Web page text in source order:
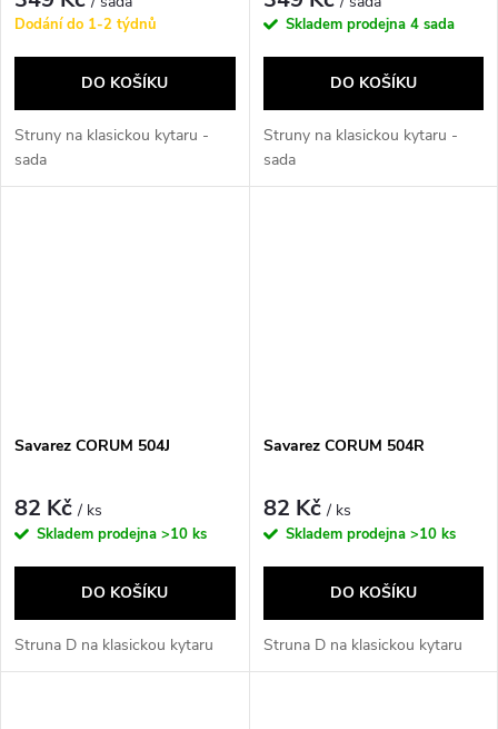
Dodání do 1-2 týdnů
DO KOŠÍKU
Struny na klasickou kytaru -
sada
Skladem prodejna 4 sada
DO KOŠÍKU
Struny na klasickou kytaru -
sada
Savarez CORUM 504J
82 Kč/ ks
Skladem prodejna >10 ks
DO KOŠÍKU
Struna D na klasickou kytaru
Savarez CORUM 504R
82 Kč/ ks
Skladem prodejna >10 ks
DO KOŠÍKU
Struna D na klasickou kytaru